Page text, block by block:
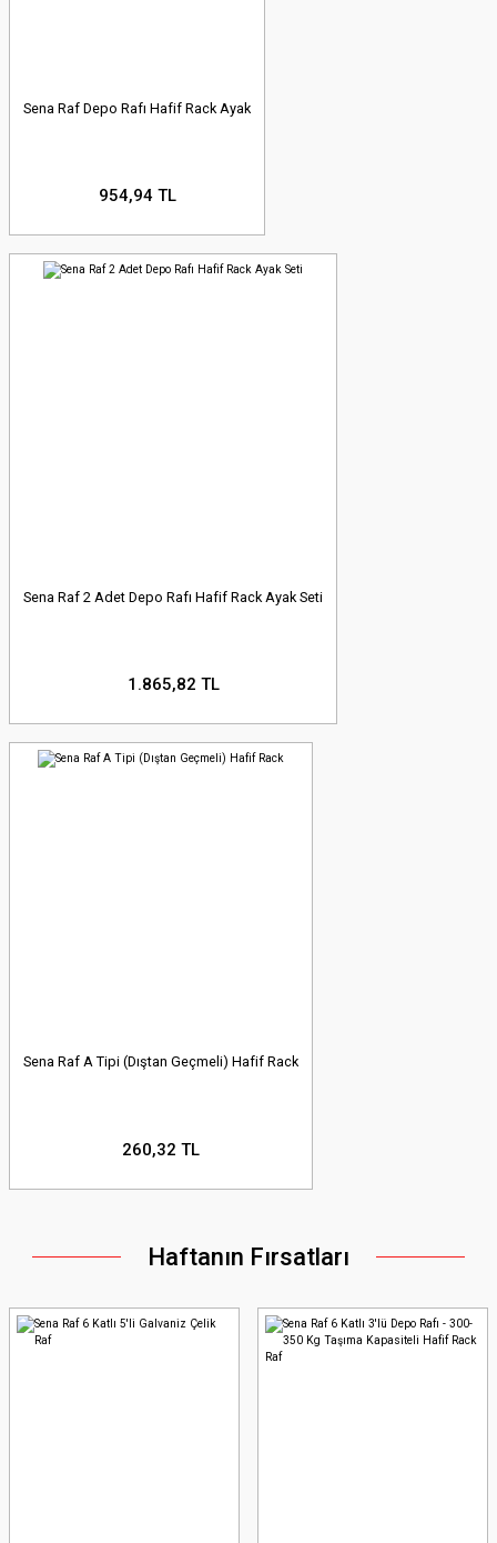
Sena Raf Depo Rafı Hafif Rack Ayak
954,94 TL
Sena Raf 2 Adet Depo Rafı Hafif Rack Ayak Seti
1.865,82 TL
Sena Raf A Tipi (Dıştan Geçmeli) Hafif Rack
260,32 TL
Haftanın Fırsatları